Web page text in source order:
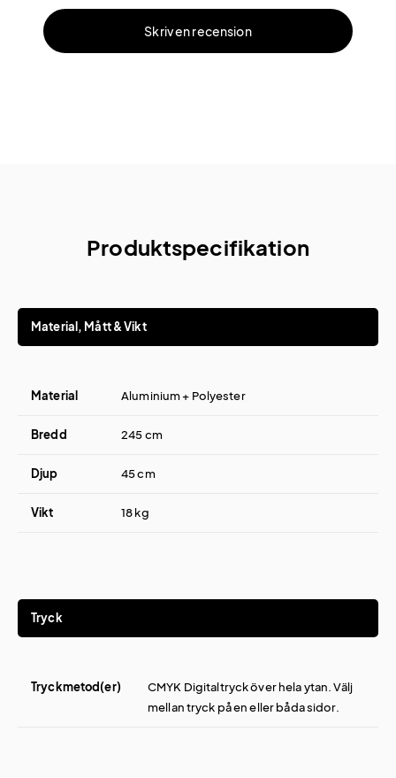
Skriv en recension
Produktspecifikation
Material, Mått & Vikt
Material Aluminium + Polyester
Bredd 245 cm
Djup 45 cm
Vikt 18 kg
Tryck
Tryckmetod(er)
CMYK Digitaltryck över hela ytan. Välj
mellan tryck på en eller båda sidor.